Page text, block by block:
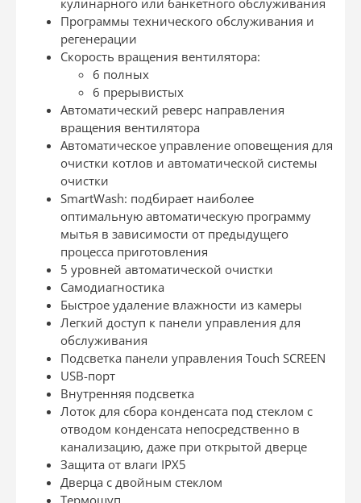
Программы технического обслуживания и
регенерации
Скорость вращения вентилятора:
6 полных
6 прерывистых
Автоматический реверс направления
вращения вентилятора
Автоматическое управление оповещения для
очистки котлов и автоматической системы
очистки
SmartWash: подбирает наиболее
оптимальную автоматическую программу
мытья в зависимости от предыдущего
процесса приготовления
5 уровней автоматической очистки
Самодиагностика
Быстрое удаление влажности из камеры
Легкий доступ к панели управления для
обслуживания
Подсветка панели управления Touch SCREEN
USB-порт
Внутренняя подсветка
Лоток для сбора конденсата под стеклом с
отводом конденсата непосредственно в
канализацию, даже при открытой дверце
Защита от влаги IPX5
Дверца с двойным стеклом
Термощуп